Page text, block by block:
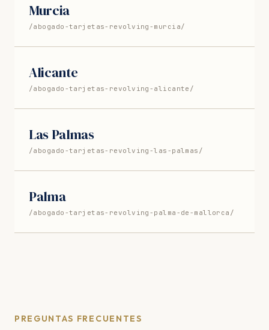
Murcia
/abogado-tarjetas-revolving-murcia/
Alicante
/abogado-tarjetas-revolving-alicante/
Las Palmas
/abogado-tarjetas-revolving-las-palmas/
Palma
/abogado-tarjetas-revolving-palma-de-mallorca/
PREGUNTAS FRECUENTES